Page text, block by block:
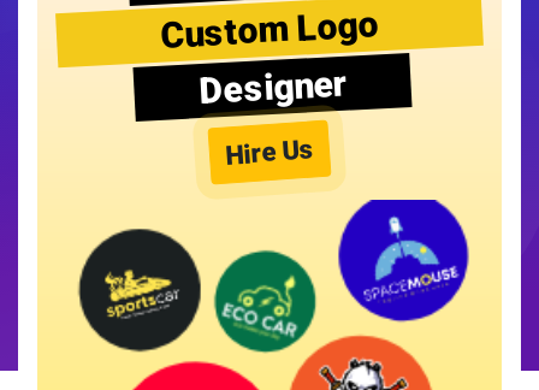
Custom Logo
Designer
Hire Us